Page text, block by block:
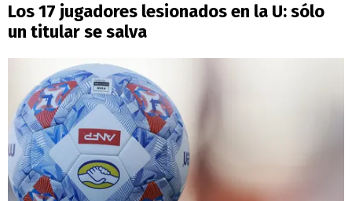
Los 17 jugadores lesionados en la U: sólo
un titular se salva